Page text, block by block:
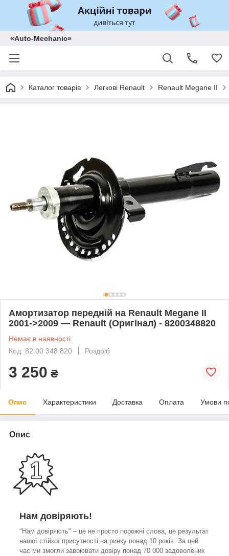
«Auto-Mechanic»
Каталог товарів Легкові Renault Renault Megane II
Амортизатор передній на Renault Megane II
2001->2009 — Renault (Оригінал) - 8200348820
Немає в наявності
Код: 82 00 348 820
Роздріб
3 250 ₴
Опис Характеристики Доставка Оплата Умови
Опис
Нам довіряють!
"Нам довіряють" – це не просто порожні слова, це результат
нашої стійкої присутності на ринку понад 10 років. За цей
час ми змогли завоювати довіру понад 70 000 задоволених